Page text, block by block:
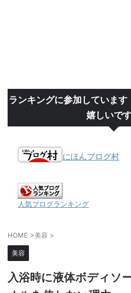
ランキングに参加しています
嬉しいで
にほんブログ村
人気ブログランキング
HOME >美容 >
美容
入浴時に液体ボディソ